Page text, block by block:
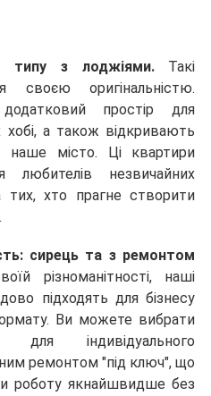
типу з лоджіями.
Такі
своєю оригінальністю.
простір для
хобі, а також відкривають
наше місто. Ці квартири
любителів незвичайних
тих, хто прагне створити
сирець та з ремонтом
різноманітності, наші
підходять для бізнесу
Ви можете вибрати
для індивідуального
ремонтом "під ключ", що
роботу якнайшвидше без